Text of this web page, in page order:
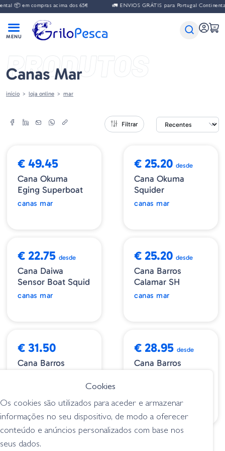
📦 em compras acima dos 65€ 🚛 ENVIOS GRÁTIS para Portugal
PRODUTOS
Canas Mar
início loja online mar
Filtrar
€ 49.45
Cana Okuma
Eging Superboat
canas mar
€ 25.20 desde
Cana Okuma
Squider
canas mar
€ 22.75 desde
Cana Daiwa
Sensor Boat Squid
canas mar
€ 25.20 desde
Cana Barros
Calamar SH
canas mar
€ 31.50
Cana Barros
canas mar
€ 28.95 desde
Cana Barros
Cookies
Os cookies são utilizados para aceder e armazenar
informações no seu dispositivo, de modo a oferecer
conteúdo e anúncios personalizados com base nos
seus dados.